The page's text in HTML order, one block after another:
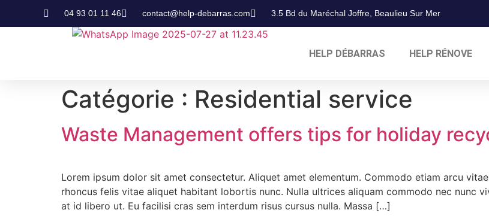
04 93 01 11 46 contact@help-debarras.com 3.5 Bd du Maréchal Joffre, Beaulieu Sur Mer
HELP DÉBARRAS HELP RÉNOVE
Catégorie : Residential service
Waste Management offers tips for holiday
Lorem ipsum dolor sit amet consectetur. Aliquet amet elementum. Commodo etiam arcu
rhoncus felis vitae aliquet habitant lobortis nunc. Nulla ultrices aliquam commodo nec nunc
at id libero ut. Eu facilisi cras sem interdum risus cursus nulla. Massa […]